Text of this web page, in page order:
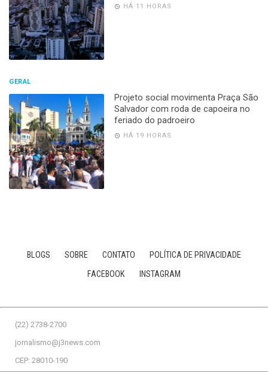
HÁ 11 HORAS
GERAL
Projeto social movimenta Praça São
Salvador com roda de capoeira no
feriado do padroeiro
HÁ 19 HORAS
BLOGS SOBRE CONTATO
POLÍTICA DE PRIVACIDADE
FACEBOOK
INSTAGRAM
(22) 2738-2700
jornalismo@j3news.com
CEP: 28010-190